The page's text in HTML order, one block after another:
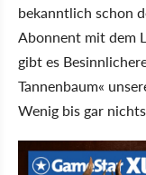
bekanntlich schon
Abonnent mit dem
gibt es
Tannenbaum«
Wenig bis gar